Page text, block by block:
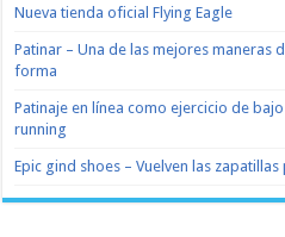
Nueva tienda oficial Flying Eagle
Patinar – Una de las mejores maneras
forma
Patinaje en línea como ejercicio de
running
Epic gind shoes – Vuelven las